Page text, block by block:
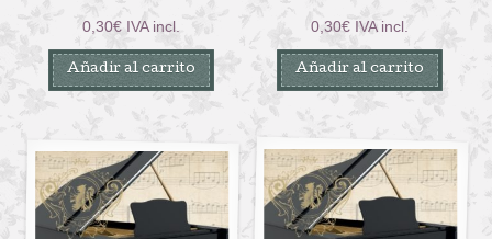
0,30€ IVA incl.
Añadir al carrito
0,30€ IVA incl.
Añadir al carrito